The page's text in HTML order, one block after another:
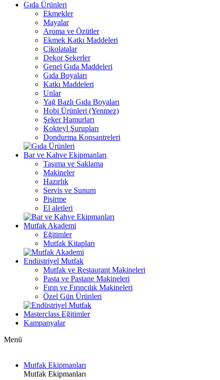
Gıda Ürünleri
Ekmekler
Mayalar
Aroma ve Özütler
Ekmek Katkı Maddeleri
Çikolatalar
Dekor Şekerler
Genel Gıda Maddeleri
Gıda Boyaları
Katkı Maddeleri
Unlar
Yağ Bazlı Gıda Boyaları
Hobi Ürünleri (Yenmez)
Şeker Hamurları
Kokteyl Şurupları
Dondurma Konsantreleri
Bar ve Kahve Ekipmanları
Taşıma ve Saklama
Makineler
Hazırlık
Servis ve Sunum
Pişirme
El aletleri
Mutfak Akademi
Eğitimler
Mutfak Kitapları
Endüstriyel Mutfak
Mutfak ve Restaurant Makineleri
Pasta ve Pastane Makineleri
Fırın ve Fırıncılık Makineleri
Özel Gün Ürünleri
Masterclass Eğitimler
Kampanyalar
Menü
Mutfak Ekipmanları
Mutfak Ekipmanları